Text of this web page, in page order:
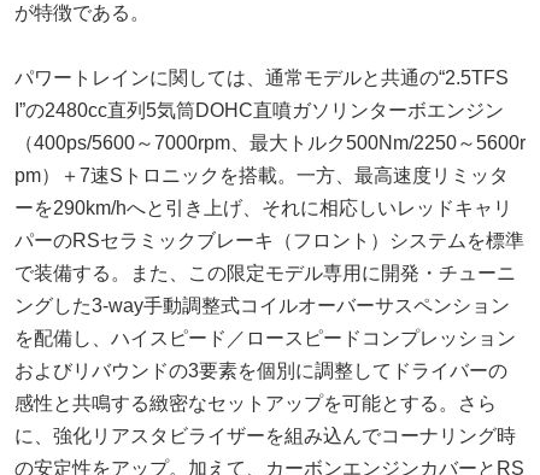
が特徴である。
パワートレインに関しては、通常モデルと共通の“2.5TFS
I”の2480cc直列5気筒DOHC直噴ガソリンターボエンジン
（400ps/5600～7000rpm、最大トルク500Nm/2250～5600r
pm）＋7速Sトロニックを搭載。一方、最高速度リミッタ
ーを290km/hへと引き上げ、それに相応しいレッドキャリ
パーのRSセラミックブレーキ（フロント）システムを標準
で装備する。また、この限定モデル専用に開発・チューニ
ングした3-way手動調整式コイルオーバーサスペンション
を配備し、ハイスピード／ロースピードコンプレッション
およびリバウンドの3要素を個別に調整してドライバーの
感性と共鳴する緻密なセットアップを可能とする。さら
に、強化リアスタビライザーを組み込んでコーナリング時
の安定性をアップ。加えて、カーボンエンジンカバーとRS